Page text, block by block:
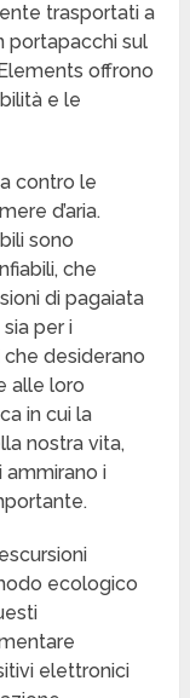
trasportati a
portapacchi sul
offrono
e le
contro le
d’aria.
sono
che
di pagaiata
per i
desiderano
alle loro
in cui la
nostra vita,
ammirano i
ecologico
elettronici